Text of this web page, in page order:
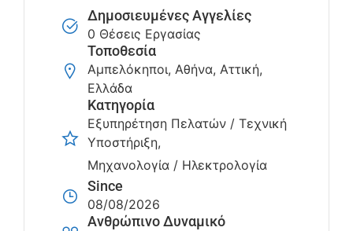
Δημοσιευμένες Αγγελίες
0 Θέσεις Εργασίας
Τοποθεσία
Αμπελόκηποι, Αθήνα, Αττική,
Ελλάδα
Κατηγορία
Εξυπηρέτηση Πελατών / Τεχνική
Υποστήριξη
Μηχανολογία / Ηλεκτρολογία
Since
08/08/2026
Ανθρώπινο Δυναμικό